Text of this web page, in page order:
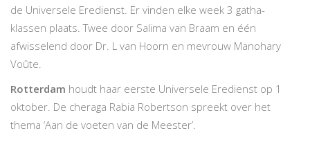
de Universele Eredienst. Er vinden elke week 3 gatha-
klassen plaats. Twee door Salima van Braam en één
afwisselend door Dr. L van Hoorn en mevrouw Manohary
Voûte.
Rotterdam houdt haar eerste Universele Eredienst op 1
oktober. De cheraga Rabia Robertson spreekt over het
thema ‘Aan de voeten van de Meester’.